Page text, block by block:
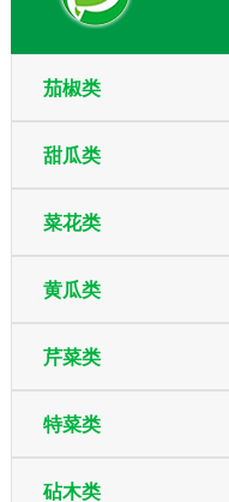
茄椒类
甜瓜类
菜花类
黄瓜类
芹菜类
特菜类
砧木类